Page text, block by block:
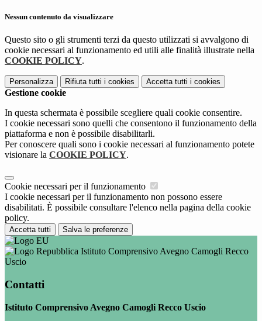
Nessun contenuto da visualizzare
Questo sito o gli strumenti terzi da questo utilizzati si avvalgono di
cookie necessari al funzionamento ed utili alle finalità illustrate nella
COOKIE POLICY.
Personalizza Rifiuta tutti i cookies Accetta tutti i cookies
Gestione cookie
In questa schermata è possibile scegliere quali cookie consentire.
I cookie necessari sono quelli che consentono il funzionamento della
piattaforma e non è possibile disabilitarli.
Per conoscere quali sono i cookie necessari al funzionamento potete
visionare la COOKIE POLICY.
Cookie necessari per il funzionamento
I cookie necessari per il funzionamento non possono essere
disabilitati. È possibile consultare l'elenco nella pagina della cookie
policy.
Accetta tutti Salva le preferenze
Istituto Comprensivo Avegno Camogli Recco
Uscio
Contatti
Istituto Comprensivo Avegno Camogli Recco Uscio